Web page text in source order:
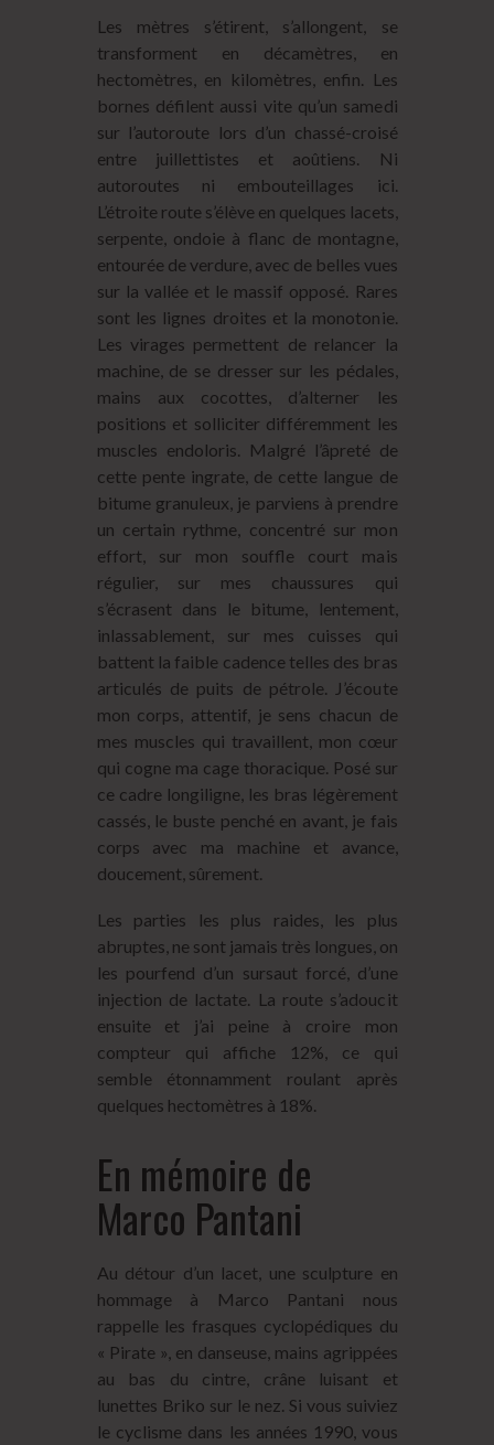
Les mètres s’étirent, s’allongent, se
transforment en décamètres, en
hectomètres, en kilomètres, enfin. Les
bornes défilent aussi vite qu’un samedi
sur l’autoroute lors d’un chassé-croisé
entre juillettistes et aoûtiens. Ni
autoroutes ni embouteillages ici.
L’étroite route s’élève en quelques lacets,
serpente, ondoie à flanc de montagne,
entourée de verdure, avec de belles vues
sur la vallée et le massif opposé. Rares
sont les lignes droites et la monotonie.
Les virages permettent de relancer la
machine, de se dresser sur les pédales,
mains aux cocottes, d’alterner les
positions et solliciter différemment les
muscles endoloris. Malgré l’âpreté de
cette pente ingrate, de cette langue de
bitume granuleux, je parviens à prendre
un certain rythme, concentré sur mon
effort, sur mon souffle court mais
régulier, sur mes chaussures qui
s’écrasent dans le bitume, lentement,
inlassablement, sur mes cuisses qui
battent la faible cadence telles des bras
articulés de puits de pétrole. J’écoute
mon corps, attentif, je sens chacun de
mes muscles qui travaillent, mon cœur
qui cogne ma cage thoracique. Posé sur
ce cadre longiligne, les bras légèrement
cassés, le buste penché en avant, je fais
corps avec ma machine et avance,
doucement, sûrement.
Les parties les plus raides, les plus
abruptes, ne sont jamais très longues, on
les pourfend d’un sursaut forcé, d’une
injection de lactate. La route s’adoucit
ensuite et j’ai peine à croire mon
compteur qui affiche 12%, ce qui
semble étonnamment roulant après
quelques hectomètres à 18%.
En mémoire de
Marco Pantani
Au détour d’un lacet, une sculpture en
hommage à Marco Pantani nous
rappelle les frasques cyclopédiques du
« Pirate », en danseuse, mains agrippées
au bas du cintre, crâne luisant et
lunettes Briko sur le nez. Si vous suiviez
le cyclisme dans les années 1990, vous